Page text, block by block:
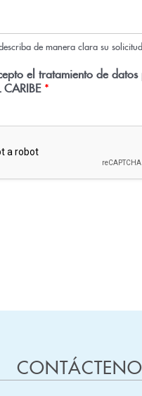
de manera clara su solicitud
el tratamiento de datos
CARIBE *